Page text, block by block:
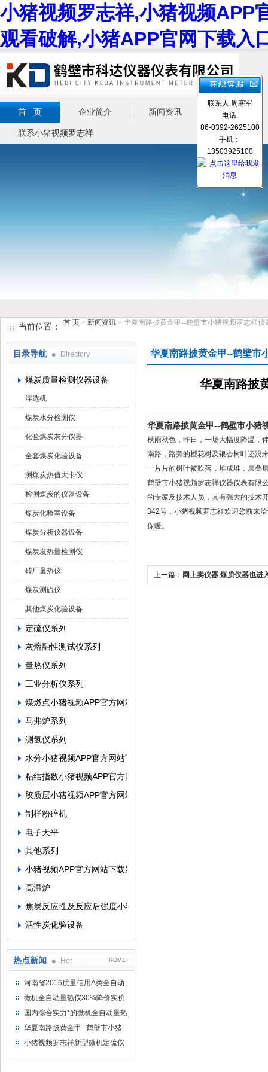
小猪视频罗志祥,小猪视频APP
观看破解,小猪APP官网下载入
鹤壁市小猪视频罗志祥仪器仪表有限公司
首 页 企业简介 新闻资讯 产品展示
联系小猪视频罗志祥
当前位置： 首 页 > 新闻资讯 > 华夏南路披黄金甲--鹤壁市小猪视频罗志祥仪
目录导航 Directory
煤炭质量检测仪器设备
浮选机
煤炭水分检测仪
化验煤炭灰分仪器
全套煤炭化验设备
测煤炭热值大卡仪
检测煤炭的仪器设备
煤炭化验室设备
煤炭分析仪器设备
煤炭发热量检测仪
砖厂量热仪
煤炭测硫仪
其他煤炭化验设备
定硫仪系列
灰熔融性测试仪系列
量热仪系列
工业分析仪系列
煤燃点小猪视频APP官方网站下载罗志祥
马弗炉系列
测氢仪系列
水分小猪视频APP官方网站下载罗志祥系列
粘结指数小猪视频APP官方网站下载罗志祥系列
胶质层小猪视频APP官方网站下载罗志祥系列
制样粉碎机
电子天平
其他系列
小猪视频APP官方网站下载罗志祥
高温炉
焦炭反应性及反应后强度小猪视频APP官方网站下载罗志祥
活性炭化验设备
热点新闻 Hot ROME+
河南省2016质量信用A类全自动
量热仪
微机全自动量热仪30%降价实价
出售
国内综合实力*的微机全自动量热
仪制造企业
华夏南路披黄金甲--鹤壁市小猪
视频罗志祥仪器仪表有限公司
小猪视频罗志祥新型微机定硫仪
华夏南路披黄金甲--鹤壁市
华夏南路披
华夏南路披黄金甲--鹤壁市小猪
秋雨秋色，昨日，一场大幅度降温
南路，路旁的樱花树及银杏树叶还没来
一片片的树叶被吹落，堆成堆，
鹤壁市小猪视频罗志祥仪器仪表有限
的专家及技术人员，具有强大的技
342号，小猪视频罗志祥欢迎您前来
保暖。
上一篇： 网上卖仪器 煤质仪器也进
联系人:周寒军
电话:
86-0392-2625100
手机：
13503925100